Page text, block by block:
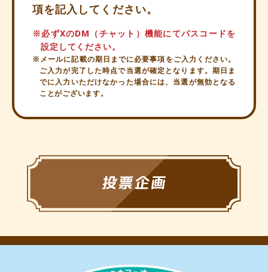
項を記入してください。
※必ずXのDM（チャット）機能にてパスコードを
設定してください。
※メールに記載の期日までに必要事項をご入力ください。
ご入力が完了した時点で当選が確定となります。期日ま
でに入力いただけなかった場合には、当選が無効となる
ことがございます。